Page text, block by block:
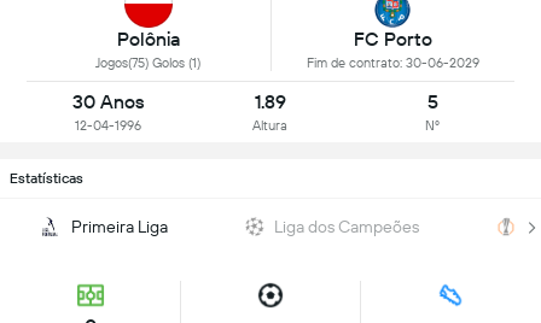
Polônia
Jogos(75) Golos (1)
FC Porto
Fim de contrato: 30-06-2029
30 Anos
12-04-1996
1.89
Altura
5
Nº
Estatísticas
Primeira Liga Liga dos Campeões